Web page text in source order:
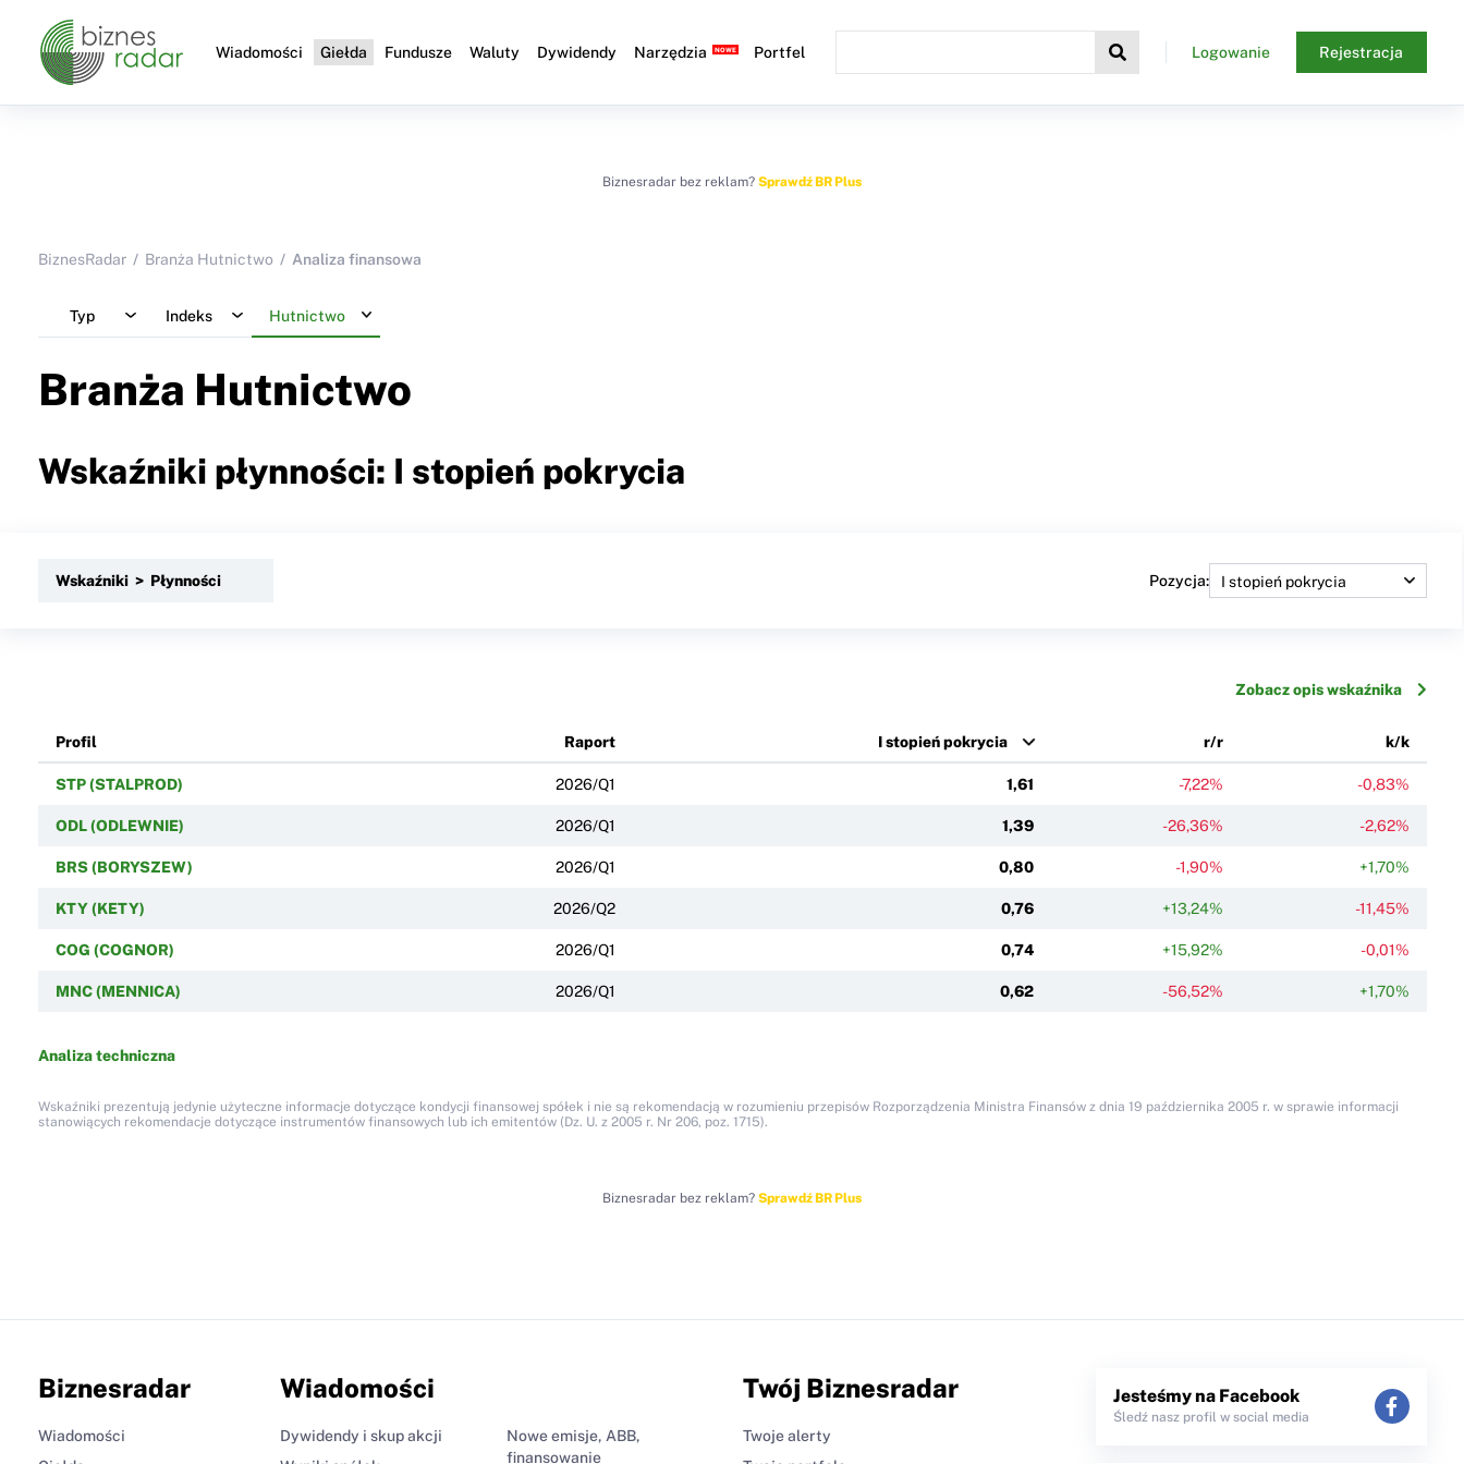
Wiadomości Giełda Fundusze Waluty Dywidendy Narzędzia Portfel Logowanie Rejestracja
Biznesradar bez reklam? Sprawdź BR Plus
BiznesRadar Branża Hutnictwo Analiza finansowa
Typ Indeks Hutnictwo
Branża Hutnictwo
Wskaźniki płynności: I stopień pokrycia
Wskaźniki > Płynności Pozycja:
Zobacz opis wskaźnika
Profil Raport I stopień pokrycia r/r k/k
STP (STALPROD) 2026/Q1 1,61 -7,22% -0,83%
ODL (ODLEWNIE) 2026/Q1 1,39 -26,36% -2,62%
BRS (BORYSZEW) 2026/Q1 0,80 -1,90% +1,70%
KTY (KETY) 2026/Q2 0,76 +13,24% -11,45%
COG (COGNOR) 2026/Q1 0,74 +15,92% -0,01%
MNC (MENNICA) 2026/Q1 0,62 -56,52% +1,70%
Analiza techniczna
Wskaźniki prezentują jedynie użyteczne informacje dotyczące kondycji finansowej spółek i nie są rekomendacją w rozumieniu przepisów Rozporządzenia Ministra Finansów z dnia 19 października 2005 r. w sprawie informacji
stanowiących rekomendacje dotyczące instrumentów finansowych lub ich emitentów (Dz. U. z 2005 r. Nr 206, poz. 1715).
Biznesradar bez reklam? Sprawdź BR Plus
Biznesradar
Wiadomości
Wiadomości
Dywidendy i skup akcji
Nowe emisje, ABB,
finansowanie
Twój Biznesradar
Twoje alerty
Jesteśmy na Facebook
Śledź nasz profil w social media